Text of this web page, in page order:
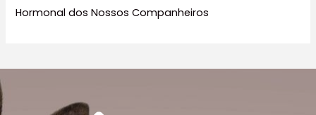
Hormonal dos Nossos Companheiros